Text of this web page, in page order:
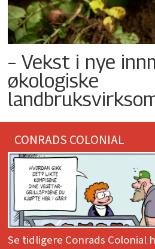
– Vekst i nye
økologiske
CONRADS COLONIAL
Se tidligere Conrads Colonial